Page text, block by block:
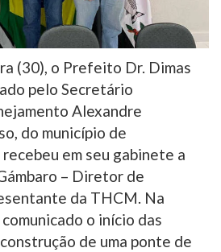
(30), o Prefeito Dr. Dimas
pelo Secretário
Alexandre
do município de
recebeu em seu gabinete a
– Diretor de
da THCM. Na
o início das
de uma ponte de